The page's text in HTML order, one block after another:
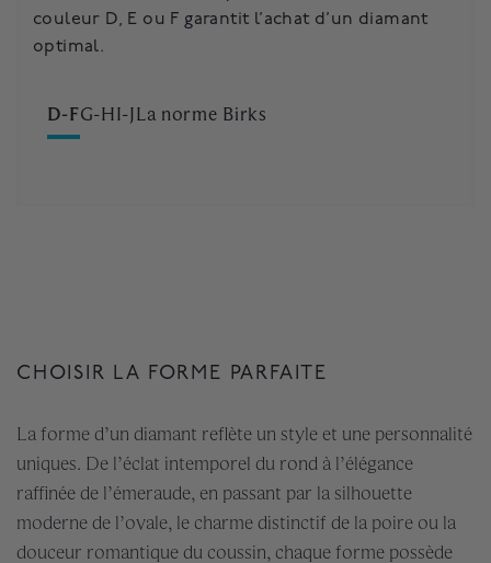
couleur D, E ou F garantit l’achat d’un diamant
optimal.
pour une bague de fiançailles.
D-FG-HI-JLa norme Birks
CHOISIR LA FORME PARFAITE
La forme d’un diamant reflète un style et une personnalité
uniques. De l’éclat intemporel du rond à l’élégance
raffinée de l’émeraude, en passant par la silhouette
moderne de l’ovale, le charme distinctif de la poire ou la
douceur romantique du coussin, chaque forme possède